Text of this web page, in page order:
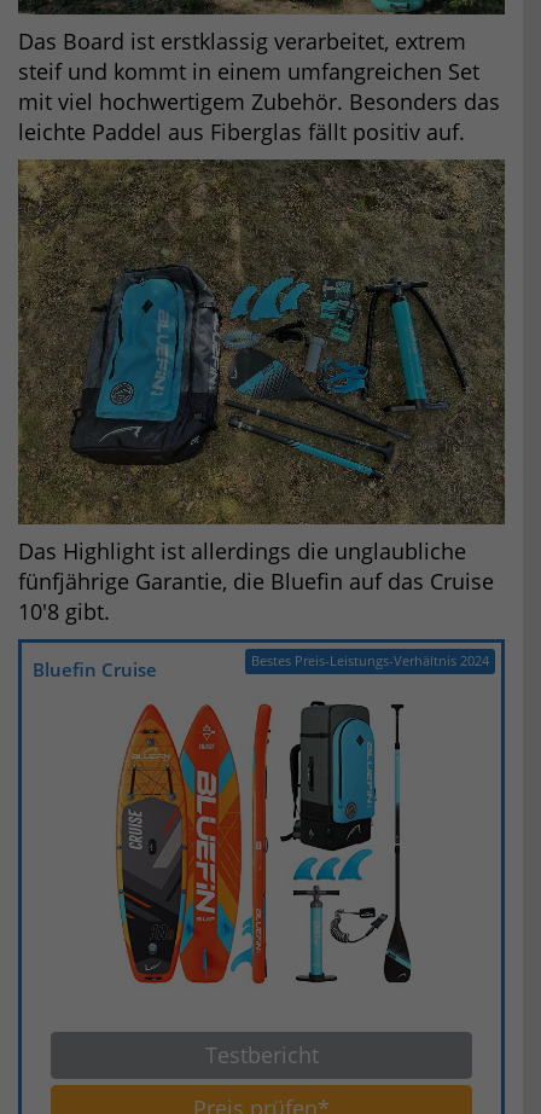
Das Board ist erstklassig verarbeitet, extrem
steif und kommt in einem umfangreichen Set
mit viel hochwertigem Zubehör. Besonders das
leichte Paddel aus Fiberglas fällt positiv auf.
Das Highlight ist allerdings die unglaubliche
fünfjährige Garantie, die Bluefin auf das Cruise
10'8 gibt.
Bestes Preis-Leistungs-Verhältnis 2024
Bluefin Cruise
Testbericht
Preis prüfen*